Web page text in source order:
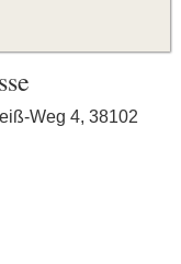
Weg 4, 38102